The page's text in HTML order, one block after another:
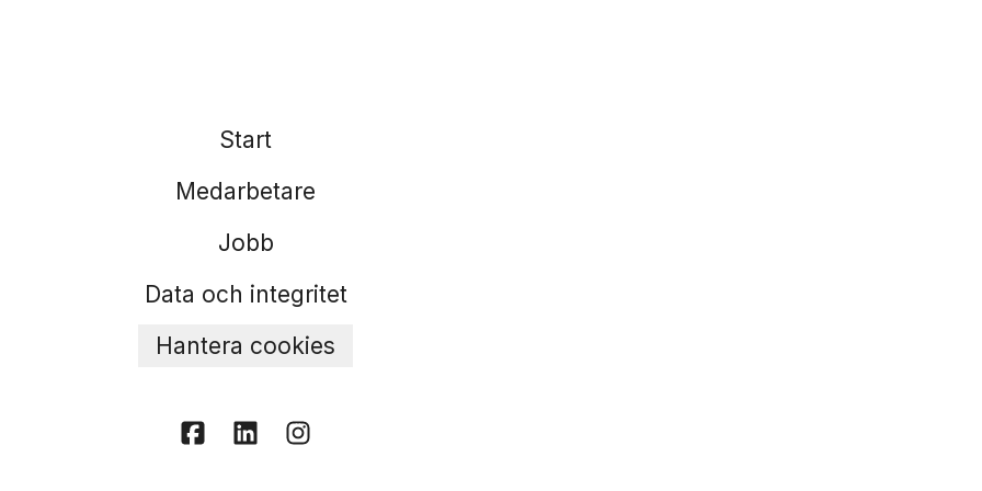
Start
Medarbetare
Jobb
Data och integritet
Hantera cookies